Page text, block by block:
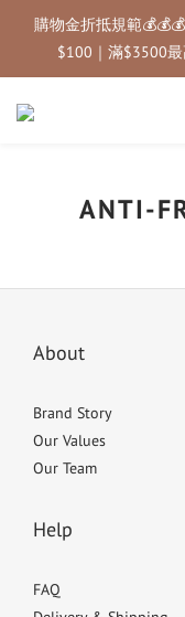
🚚 國內滿千免運｜國
＿＿＿＿
購物金折抵規範
$100｜滿$3500
🚚 國內滿千免運｜國
ANTI-
About
Brand Story
Our Values
Our Team
Help
FAQ